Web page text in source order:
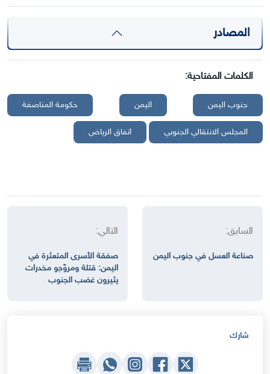
المصادر
الكلمات المفتاحية:
جنوب اليمن اليمن حكومة المناصفة
المجلس الانتقالي الجنوبي اتفاق الرياض
السابق:
صناعة العسل في جنوب اليمن
التالي:
صفقة الأسرى المتعثرة في
اليمن: قتلة ومروّجو مخدرات
يثيرون غضب الجنوب
شارك